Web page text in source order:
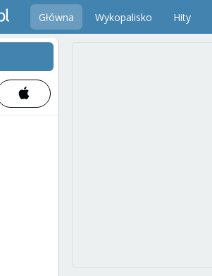
Główna Wykopalisko Hity